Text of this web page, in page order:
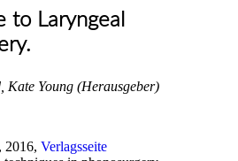
to Laryngeal
Kate Young (Herausgeber)
2016, Verlagsseite